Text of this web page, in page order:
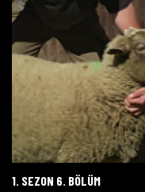
1. SEZON 6. BÖLÜM